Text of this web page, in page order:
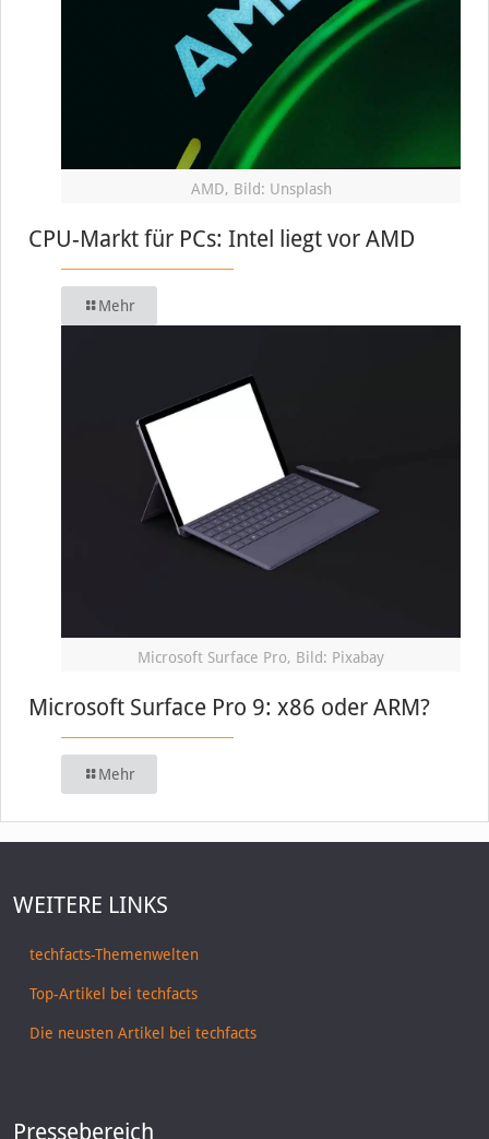
AMD, Bild: Unsplash
CPU-Markt für PCs: Intel liegt vor AMD
Mehr
Microsoft Surface Pro, Bild: Pixabay
Microsoft Surface Pro 9: x86 oder ARM?
Mehr
WEITERE LINKS
techfacts-Themenwelten
Top-Artikel bei techfacts
Die neusten Artikel bei techfacts
Pressebereich